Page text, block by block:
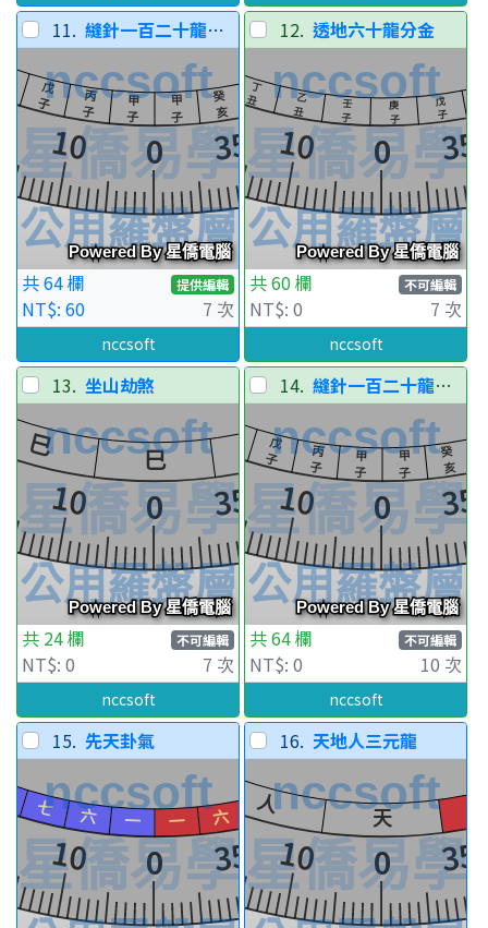
11. 縫針一百二十龍分金
共 64 欄 提供編輯
NT$: 60 7 次
nccsoft
12. 透地六十龍分金
共 60 欄 不可編輯
NT$: 0 7 次
nccsoft
13. 坐山劫煞
共 24 欄 不可編輯
NT$: 0 7 次
nccsoft
14. 縫針一百二十龍分金
共 64 欄 不可編輯
NT$: 0 10 次
nccsoft
15. 先天卦氣 16. 天地人三元龍